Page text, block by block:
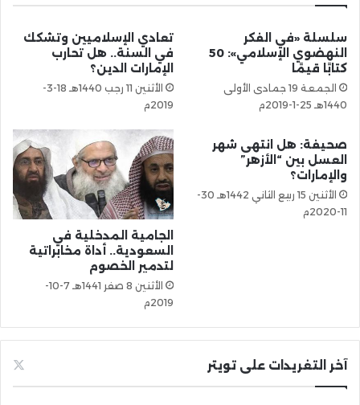
سلسلة «في الفكر
النهضوي الإسلامي»: 50
كتابًا قيمًا
الجمعة 19 جمادى الأولى
1440هـ 25-1-2019م
تعادي الإسلاميين وتشكك
في السنة.. هل تحارب
الإمارات الدين؟
الأثنين 11 رجب 1440هـ 18-3-
2019م
صحيفة: هل انتهى شهر
العسل بين “الأزهر”
والإمارات؟
الأثنين 15 ربيع الثاني 1442هـ 30-
11-2020م
الجامية المدخلية في
السعودية.. أداة مخابراتية
لتدمير الخصوم
الأثنين 8 صفر 1441هـ 7-10-
2019م
آخر التغريدات على تويتر